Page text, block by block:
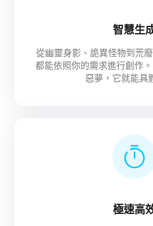
智慧生
從幽靈身影、詭異怪物到荒
都能依照你的需求進行創作
惡夢，它就能具
極速高